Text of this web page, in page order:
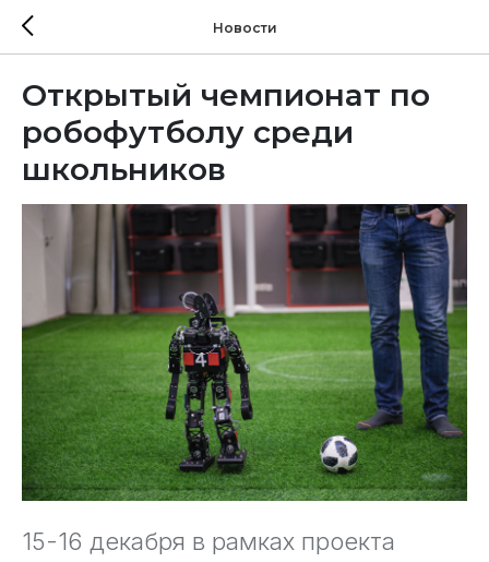
Новости
Открытый чемпионат по
робофутболу среди
школьников
15-16 декабря в рамках проекта